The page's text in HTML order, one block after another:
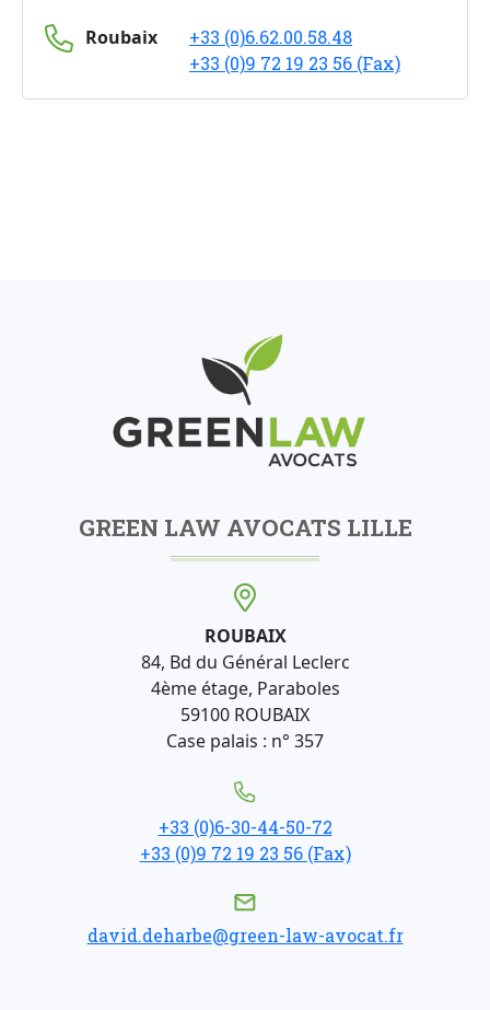
Roubaix
+33 (0)6.62.00.58.48
+33 (0)9 72 19 23 56 (Fax)
GREEN LAW AVOCATS LILLE
ROUBAIX
84, Bd du Général Leclerc
4ème étage, Paraboles
59100 ROUBAIX
Case palais : n° 357
+33 (0)6-30-44-50-72
+33 (0)9 72 19 23 56 (Fax)
david.deharbe@green-law-avocat.fr